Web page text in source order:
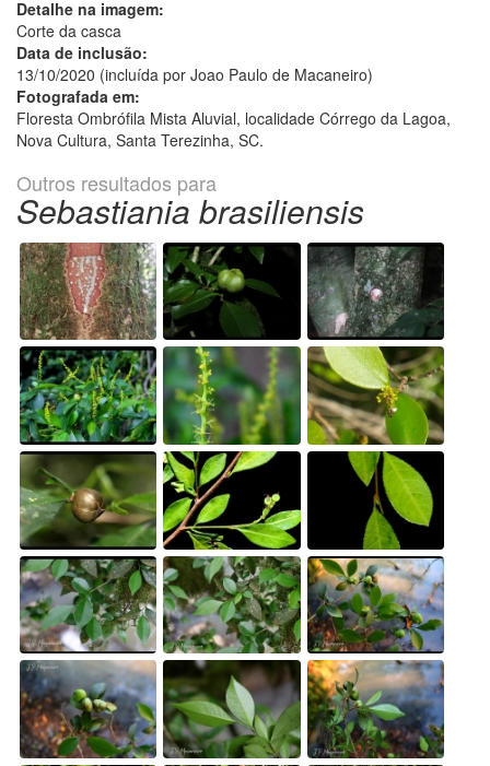
Detalhe na imagem:
Corte da casca
Data de inclusão:
13/10/2020 (incluída por Joao Paulo de Macaneiro)
Fotografada em:
Floresta Ombrófila Mista Aluvial, localidade Córrego da Lagoa,
Nova Cultura, Santa Terezinha, SC.
Outros resultados para
Sebastiania brasiliensis